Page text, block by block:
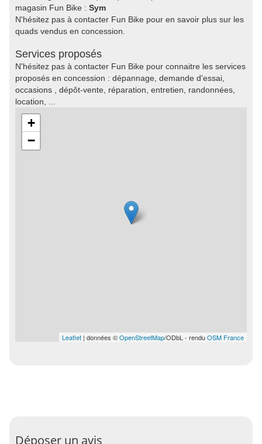
magasin Fun Bike : Sym
N'hésitez pas à contacter Fun Bike pour en savoir plus sur les
quads vendus en concession.
Services proposés
N'hésitez pas à contacter Fun Bike pour connaitre les services
proposés en concession : dépannage, demande d'essai,
occasions , dépôt-vente, réparation, entretien, randonnées,
location, ...
+
−
Leaflet | données ©OpenStreetMap/ODbL - renduOSM France
Déposer un avis